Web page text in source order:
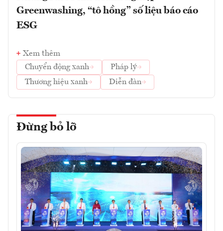
Greenwashing, “tô hồng” số liệu báo cáo
ESG
Xem thêm
Chuyển động xanh
Pháp lý
Thương hiệu xanh
Diễn đàn
Đừng bỏ lỡ